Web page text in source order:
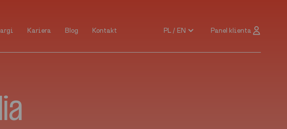
Kariera
Blog
Kontakt
PL / EN
Panel klienta